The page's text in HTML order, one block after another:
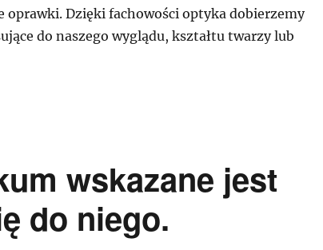
oprawki. Dzięki fachowości optyka dobierzemy
do naszego wyglądu, kształtu twarzy lub
wskazane jest
do niego.